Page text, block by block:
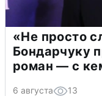
«Не просто
Бондарчуку
роман — с
6 августа 13